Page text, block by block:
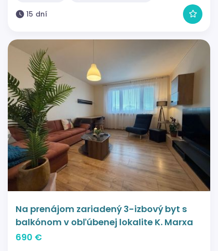
15 dní
Na prenájom zariadený 3-izbový byt s
balkónom v obľúbenej lokalite K. Marxa
690 €